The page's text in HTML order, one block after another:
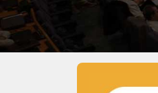
021-
90001030